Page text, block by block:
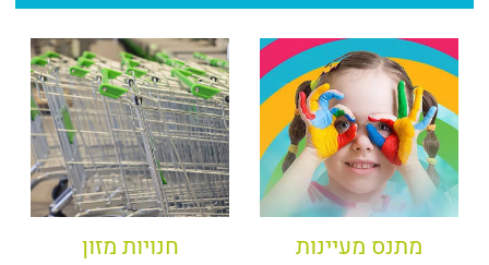
מתנס מעיינות חנויות מזון